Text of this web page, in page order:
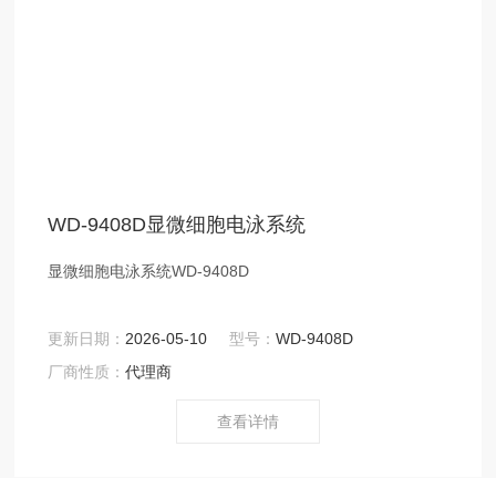
WD-9408D显微细胞电泳系统
显微细胞电泳系统WD-9408D
更新日期： 2026-05-10 型号：WD-9408D
厂商性质：代理商
查看详情